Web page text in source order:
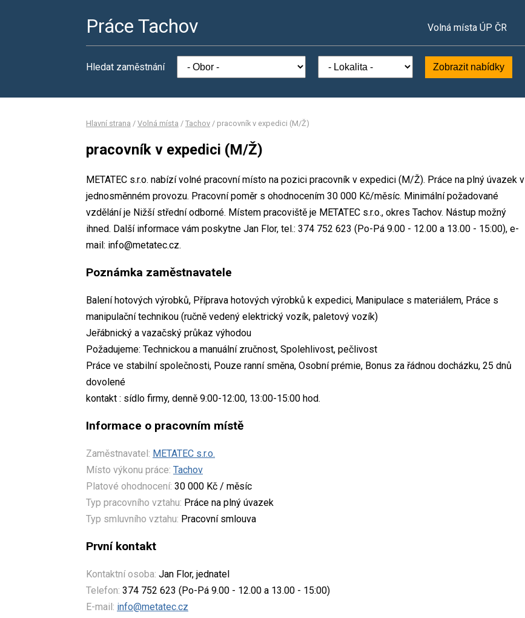
Práce Tachov Volná místa ÚP ČR
Hledat zaměstnání Zobrazit nabídky
Hlavní strana / Volná místa / Tachov / pracovník v expedici (M/Ž)
pracovník v expedici (M/Ž)
METATEC s.r.o. nabízí volné pracovní místo na pozici pracovník v expedici (M/Ž). Práce na plný úvazek v
jednosměnném provozu. Pracovní poměr s ohodnocením 30 000 Kč/měsíc. Minimální požadované
vzdělání je Nižší střední odborné. Místem pracoviště je METATEC s.r.o., okres Tachov. Nástup možný
ihned. Další informace vám poskytne Jan Flor, tel.: 374 752 623 (Po-Pá 9.00 - 12.00 a 13.00 - 15:00), e-
mail: info@metatec.cz.
Poznámka zaměstnavatele
Balení hotových výrobků, Příprava hotových výrobků k expedici, Manipulace s materiálem, Práce s
manipulační technikou (ručně vedený elektrický vozík, paletový vozík)
Jeřábnický a vazačský průkaz výhodou
Požadujeme: Technickou a manuální zručnost, Spolehlivost, pečlivost
Práce ve stabilní společnosti, Pouze ranní směna, Osobní prémie, Bonus za řádnou docházku, 25 dnů
dovolené
kontakt : sídlo firmy, denně 9:00-12:00, 13:00-15:00 hod.
Informace o pracovním místě
Zaměstnavatel: METATEC s.r.o.
Místo výkonu práce: Tachov
Platové ohodnocení: 30 000 Kč / měsíc
Typ pracovního vztahu: Práce na plný úvazek
Typ smluvního vztahu: Pracovní smlouva
První kontakt
Kontaktní osoba: Jan Flor, jednatel
Telefon: 374 752 623 (Po-Pá 9.00 - 12.00 a 13.00 - 15:00)
E-mail: info@metatec.cz